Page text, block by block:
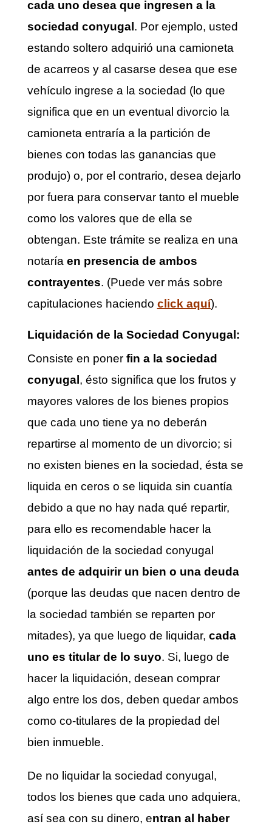
cada uno desea que ingresen a la
sociedad conyugal. Por ejemplo, usted
estando soltero adquirió una camioneta
de acarreos y al casarse desea que ese
vehículo ingrese a la sociedad (lo que
significa que en un eventual divorcio la
camioneta entraría a la partición de
bienes con todas las ganancias que
produjo) o, por el contrario, desea dejarlo
por fuera para conservar tanto el mueble
como los valores que de ella se
obtengan. Este trámite se realiza en una
notaría en presencia de ambos
contrayentes. (Puede ver más sobre
capitulaciones haciendo click aquí).
Liquidación de la Sociedad Conyugal:
Consiste en ponerfin a la sociedad
conyugal, ésto significa que los frutos y
mayores valores de los bienes propios
que cada uno tiene ya no deberán
repartirse al momento de un divorcio; si
no existen bienes en la sociedad, ésta se
liquida en ceros o se liquida sin cuantía
debido a que no hay nada qué repartir,
para ello es recomendable hacer la
liquidación de la sociedad conyugal
antes de adquirir un bien o una deuda
(porque las deudas que nacen dentro de
la sociedad también se reparten por
mitades), ya que luego de liquidar, cada
uno es titular de lo suyo. Si, luego de
hacer la liquidación, desean comprar
algo entre los dos, deben quedar ambos
como co-titulares de la propiedad del
bien inmueble.
De no liquidar la sociedad conyugal,
todos los bienes que cada uno adquiera,
así sea con su dinero, entran al haber